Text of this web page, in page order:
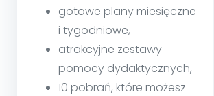
gotowe plany miesięczne
i tygodniowe,
atrakcyjne zestawy
pomocy dydaktycznych,
10 pobrań, które możesz